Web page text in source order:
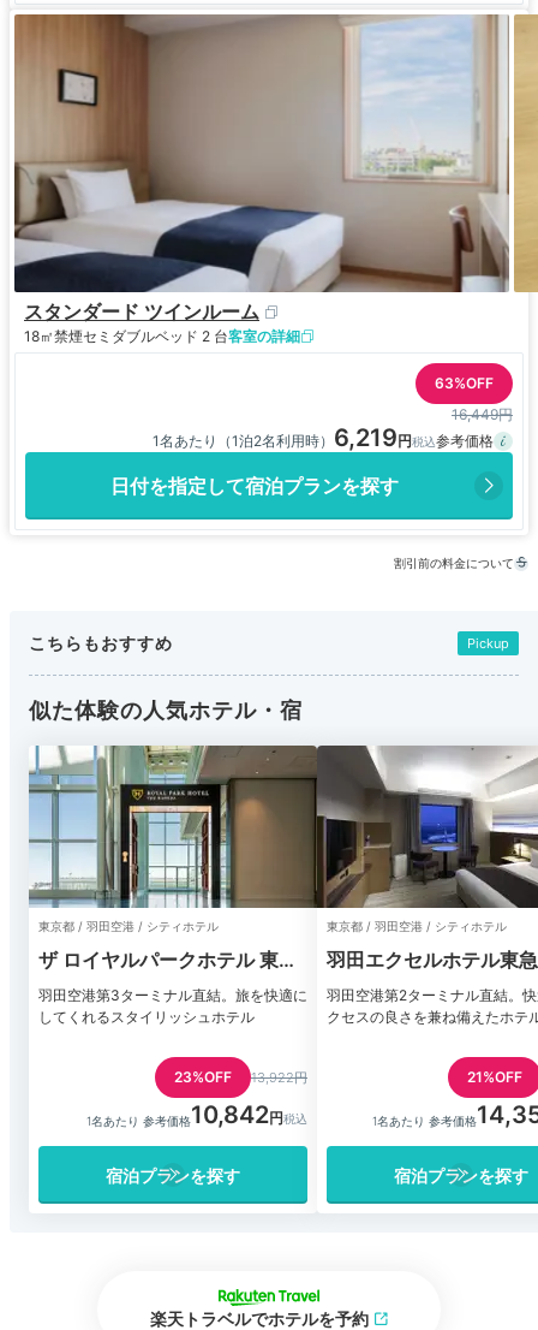
スタンダード ツインルーム
18㎡禁煙セミダブルベッド 2 台客室の詳細
63%OFF
16,449円
1名あたり（1泊2名利用時） 6,219
日付を指定して宿泊プランを探す
割引前の料金について
こちらもおすすめ Pickup
似た体験の人気ホテル・宿
東京都 / 羽田空港 / シティホテル
ザ ロイヤルパークホテル 東京
羽田
羽田空港第3ターミナル直結。旅を快適に
してくれるスタイリッシュホテル
23%OFF 13,922円
1名あたり 参考価格10,842
宿泊プランを探す
東京都 / 羽田空港 / シティホテル
羽田エクセルホテル東急
羽田空港第2ターミナル直結。
クセスの良さを兼ね備えたホテ
21%OFF
1名あたり 参考価格
宿泊プランを探す
楽天トラベルでホテルを予約